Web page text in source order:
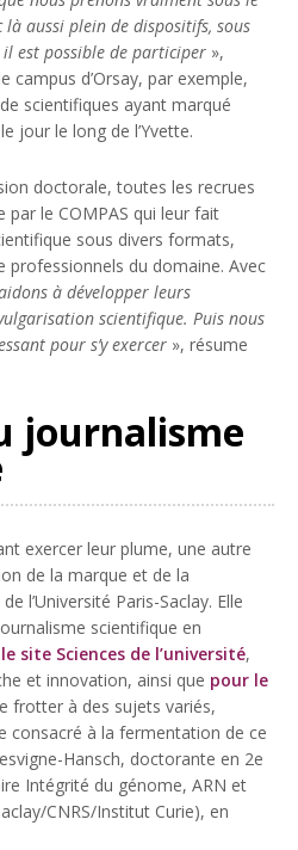
aussi plein de dispositifs, sous
est possible de participer »,
campus d’Orsay, par exemple,
scientifiques ayant marqué
jour le long de l’Yvette.
doctorale, toutes les recrues
le COMPAS qui leur fait
sous divers formats,
professionnels du domaine. Avec
à développer leurs
scientifique. Puis nous
pour s’y exercer », résume
journalisme
exercer leur plume, une autre
de la marque et de la
l’Université Paris-Saclay. Elle
scientifique en
site Sciences de l’université,
et innovation, ainsi que pour le
frotter à des sujets variés,
consacré à la fermentation de ce
Hansch, doctorante en 2e
Intégrité du génome, ARN et
CNRS/Institut Curie), en